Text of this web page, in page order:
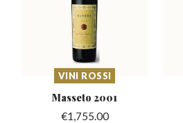
VINI ROSSI
Masseto 2001
€1,755.00